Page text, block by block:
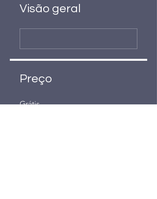
Visão geral
Preço
Grátis